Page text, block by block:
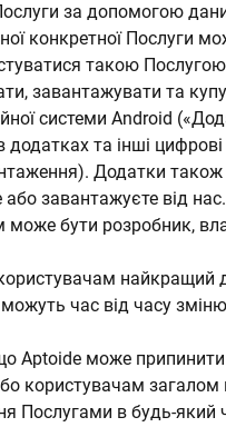
за допомогою
конкретної Послуги
такою
завантажувати та
системи Android
додатках та інші
Додатки
або завантажуєте від
бути розробник,
найкращий
час від часу
що Aptoide може
користувачам загалом
Послугами в будь-який